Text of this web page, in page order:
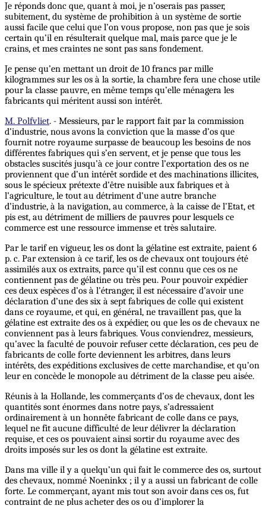
Je réponds donc que, quant à moi, je n’oserais pas passer,
subitement, du système de prohibition à un système de sortie
aussi facile que celui que l’on vous propose, non pas que je sois
certain qu’il en résulterait quelque mal, mais parce que je le
crains, et mes craintes ne sont pas sans fondement.
Je pense qu’en mettant un droit de 10 francs par mille
kilogrammes sur les os à la sortie, la chambre fera une chose utile
pour la classe pauvre, en même temps qu’elle ménagera les
fabricants qui méritent aussi son intérêt.
M. Polfvliet. - Messieurs, par le rapport fait par la commission
d’industrie, nous avons la conviction que la masse d’os que
fournit notre royaume surpasse de beaucoup les besoins de nos
différentes fabriques qui s’en servent, et je pense que tous les
obstacles suscités jusqu’à ce jour contre l’exportation des os ne
proviennent que d’un intérêt sordide et des machinations illicites,
sous le spécieux prétexte d’être nuisible aux fabriques et à
l’agriculture, le tout au détriment d’une autre branche
d’industrie, à la navigation, au commerce, à la caisse de l’Etat, et
pis est, au détriment de milliers de pauvres pour lesquels ce
commerce est une ressource immense et très salutaire.
Par le tarif en vigueur, les os dont la gélatine est extraite, paient 6
p. c. Par extension à ce tarif, les os de chevaux ont toujours été
assimilés aux os extraits, parce qu’il est connu que ces os ne
contiennent pas de gélatine ou très peu. Pour pouvoir expédier
ces deux espèces d’os à l’étranger, il est nécessaire d’avoir une
déclaration d’une des six à sept fabriques de colle qui existent
dans ce royaume, et qui, en général, ne travaillent pas, que la
gélatine est extraite des os à expédier, ou que les os de chevaux ne
conviennent pas à leurs fabriques. Vous conviendrez, messieurs,
qu’avec la faculté de pouvoir refuser cette déclaration, ces peu de
fabricants de colle forte deviennent les arbitres, dans leurs
intérêts, des expéditions exclusives de cette marchandise, et qu’on
leur en concède le monopole au détriment de la classe peu aisée.
Réunis à la Hollande, les commerçants d’os de chevaux, dont les
quantités sont énormes dans notre pays, s’adressaient
ordinairement à un honnête fabricant de colle dans ce pays,
lequel ne fit aucune difficulté de leur délivrer la déclaration
requise, et ces os pouvaient ainsi sortir du royaume avec des
droits imposés sur les os dont la gélatine est extraite.
Dans ma ville il y a quelqu’un qui fait le commerce des os, surtout
des chevaux, nommé Noeninkx ; il y a aussi un fabricant de colle
forte. Le commerçant, ayant mis tout son avoir dans ces os, fut
contraint de ne plus acheter des os ou d’implorer la